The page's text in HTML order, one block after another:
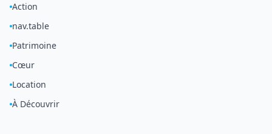
Action
nav.table
Patrimoine
Cœur
Location
À Découvrir